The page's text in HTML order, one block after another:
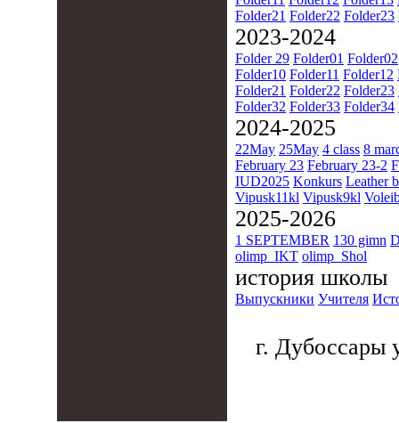
Folder21 Folder22 Folder23
2023-2024
Folder 29 Folder01 Folder02
Folder10 Folder11 Folder12
Folder21 Folder22 Folder23
Folder32 Folder33 Folder34
2024-2025
22May 25May 4 class 8
February 23 February 23-2
IUD2025 Konkurs Leather
Vipusk11kl Vipusk9kl
2025-2026
1 SEPTEMBER 130 gimn
olimp_IKT olimp_Shol
история школы
Выпускники Учителя
г. Дубоссары